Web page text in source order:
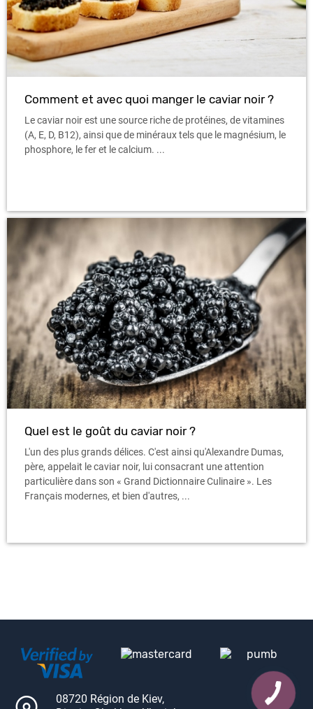
Comment et avec quoi manger le caviar noir ?
Le caviar noir est une source riche de protéines, de vitamines
(A, E, D, B12), ainsi que de minéraux tels que le magnésium, le
phosphore, le fer et le calcium. ...
Quel est le goût du caviar noir ?
L'un des plus grands délices. C'est ainsi qu'Alexandre Dumas,
père, appelait le caviar noir, lui consacrant une attention
particulière dans son « Grand Dictionnaire Culinaire ». Les
Français modernes, et bien d'autres, ...
08720 Région de Kiev,